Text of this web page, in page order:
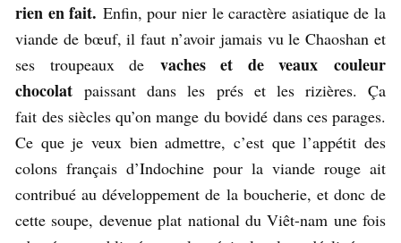
rien en fait. Enfin, pour nier le caractère asiatique de la
viande de bœuf, il faut n’avoir jamais vu le Chaoshan et
ses troupeaux de vaches et de veaux couleur
chocolat paissant dans les prés et les rizières. Ça
fait des siècles qu’on mange du bovidé dans ces parages.
Ce que je veux bien admettre, c’est que l’appétit des
colons français d’Indochine pour la viande rouge ait
contribué au développement de la boucherie, et donc de
cette soupe, devenue plat national du Viêt-nam une fois